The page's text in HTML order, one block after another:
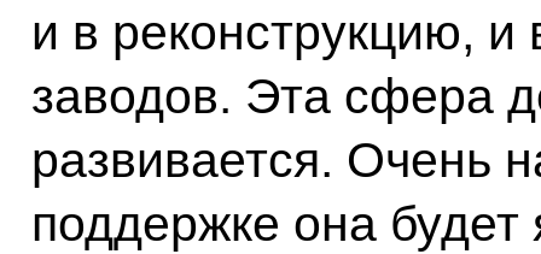
и в реконструкцию, и
заводов. Эта сфера
развивается. Очень
поддержке она